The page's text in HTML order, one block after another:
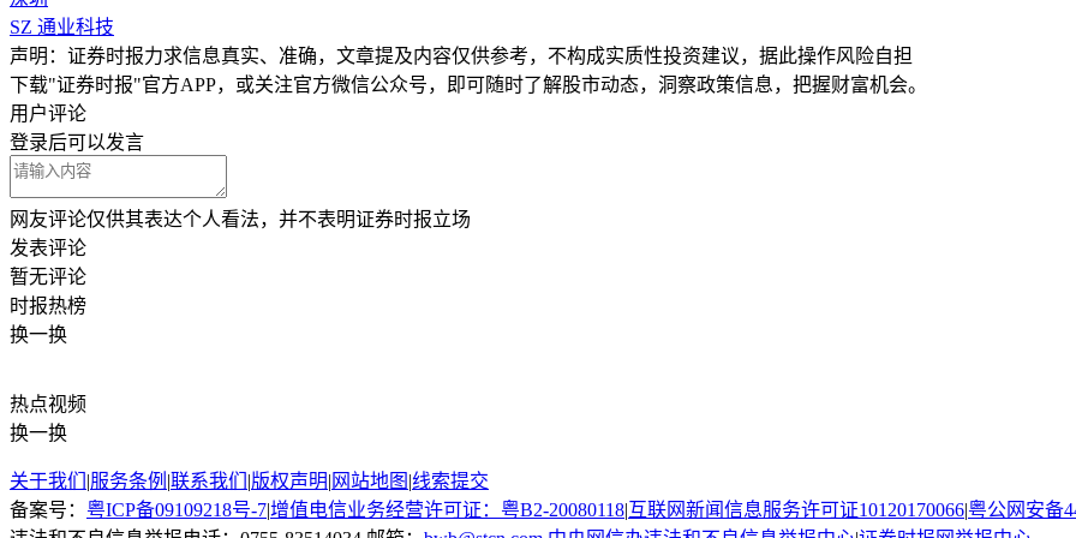
SZ 通业科技
声明：证券时报力求信息真实、准确，文章提及内容仅供参考，不构成实质性投资建议，据此操作风险自担
下载"证券时报"官方APP，或关注官方微信公众号，即可随时了解股市动态，洞察政策信息，把握财富机会。
用户评论
登录后可以发言
网友评论仅供其表达个人看法，并不表明证券时报立场
发表评论
暂无评论
时报热榜
换一换
热点视频
换一换
关于我们 |服务条例 |联系我们 |版权声明| 网站地图 |线索提交
备案号： 粤ICP备09109218号-7|增值电信业务经营许可证：粤B2-20080118|互联网新闻信息服务许可证10120170066|粤公网安备